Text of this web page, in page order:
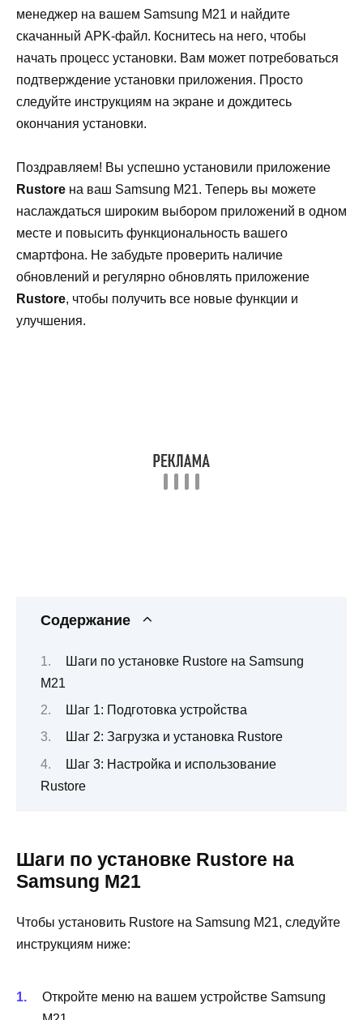
менеджер на вашем Samsung M21 и найдите
скачанный APK-файл. Коснитесь на него, чтобы
начать процесс установки. Вам может потребоваться
подтверждение установки приложения. Просто
следуйте инструкциям на экране и дождитесь
окончания установки.
Поздравляем! Вы успешно установили приложение
Rustore на ваш Samsung M21. Теперь вы можете
наслаждаться широким выбором приложений в одном
месте и повысить функциональность вашего
смартфона. Не забудьте проверить наличие
обновлений и регулярно обновлять приложение
Rustore, чтобы получить все новые функции и
улучшения.
Содержание
Шаги по установке Rustore на Samsung
M21
Шаг 1: Подготовка устройства
Шаг 2: Загрузка и установка Rustore
Шаг 3: Настройка и использование
Rustore
Шаги по установке Rustore на
Samsung M21
Чтобы установить Rustore на Samsung M21, следуйте
инструкциям ниже:
Откройте меню на вашем устройстве Samsung